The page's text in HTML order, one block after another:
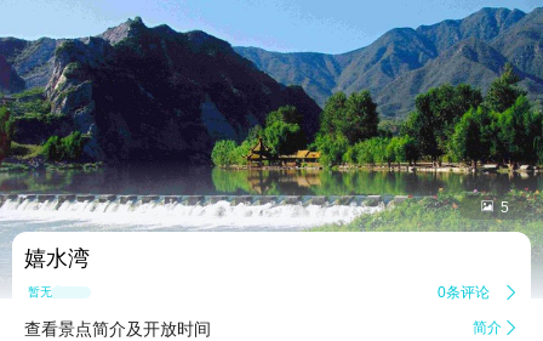
 5
嬉水湾
暂无点评 0条评论 
查看景点简介及开放时间 简介 